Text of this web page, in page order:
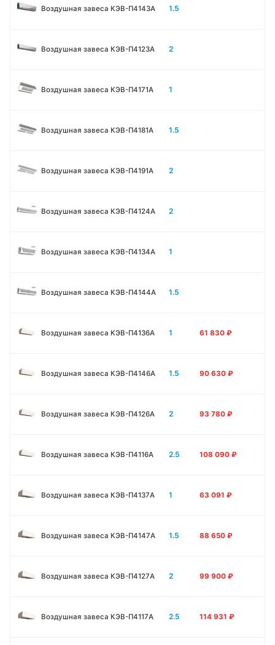
Воздушная завеса КЭВ-П4143A 1.5
Воздушная завеса КЭВ-П4123A 2
Воздушная завеса КЭВ-П4171A 1
Воздушная завеса КЭВ-П4181A 1.5
Воздушная завеса КЭВ-П4191A 2
Воздушная завеса КЭВ-П4124A 2
Воздушная завеса КЭВ-П4134A 1
Воздушная завеса КЭВ-П4144A 1.5
Воздушная завеса КЭВ-П4136A 1 61 830 ₽
Воздушная завеса КЭВ-П4146A 1.5 90 630 ₽
Воздушная завеса КЭВ-П4126A 2 93 780 ₽
Воздушная завеса КЭВ-П4116A 2.5 108 090 ₽
Воздушная завеса КЭВ-П4137A 1 63 091 ₽
Воздушная завеса КЭВ-П4147A 1.5 88 650 ₽
Воздушная завеса КЭВ-П4127A 2 99 900 ₽
Воздушная завеса КЭВ-П4117A 2.5 114 931 ₽